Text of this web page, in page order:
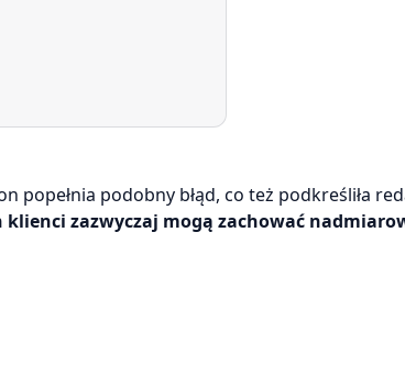
popełnia podobny błąd, co też podkreśliła
zazwyczaj mogą zachować